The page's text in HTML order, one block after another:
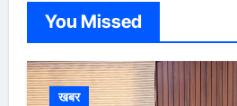
You Missed
खबर